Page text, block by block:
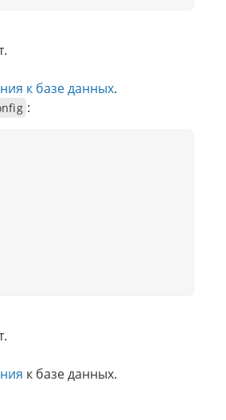
к базе данных.
:
к базе данных.